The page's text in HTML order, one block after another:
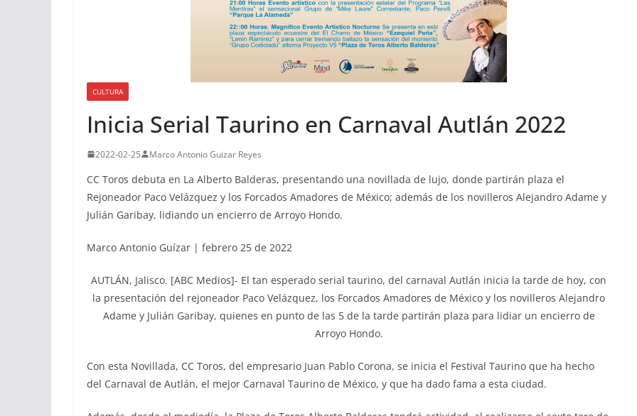
CULTURA
Inicia Serial Taurino en Carnaval Autlán 2022
2022-02-25 Marco Antonio Guizar Reyes
CC Toros debuta en La Alberto Balderas, presentando una novillada de lujo, donde partirán plaza el
Rejoneador Paco Velázquez y los Forcados Amadores de México; además de los novilleros Alejandro Adame y
Julián Garibay, lidiando un encierro de Arroyo Hondo.
Marco Antonio Guízar | febrero 25 de 2022
AUTLÁN, Jalisco. [ABC Medios]- El tan esperado serial taurino, del carnaval Autlán inicia la tarde de hoy, con
la presentación del rejoneador Paco Velázquez, los Forcados Amadores de México y los novilleros Alejandro
Adame y Julián Garibay, quienes en punto de las 5 de la tarde partirán plaza para lidiar un encierro de
Arroyo Hondo.
Con esta Novillada, CC Toros, del empresario Juan Pablo Corona, se inicia el Festival Taurino que ha hecho
del Carnaval de Autlán, el mejor Carnaval Taurino de México, y que ha dado fama a esta ciudad.